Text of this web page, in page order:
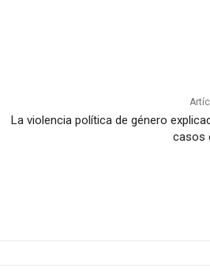
La violencia política de género
casos